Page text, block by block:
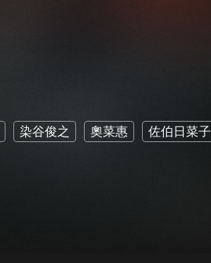
染谷俊之 奧菜惠 佐伯日菜子